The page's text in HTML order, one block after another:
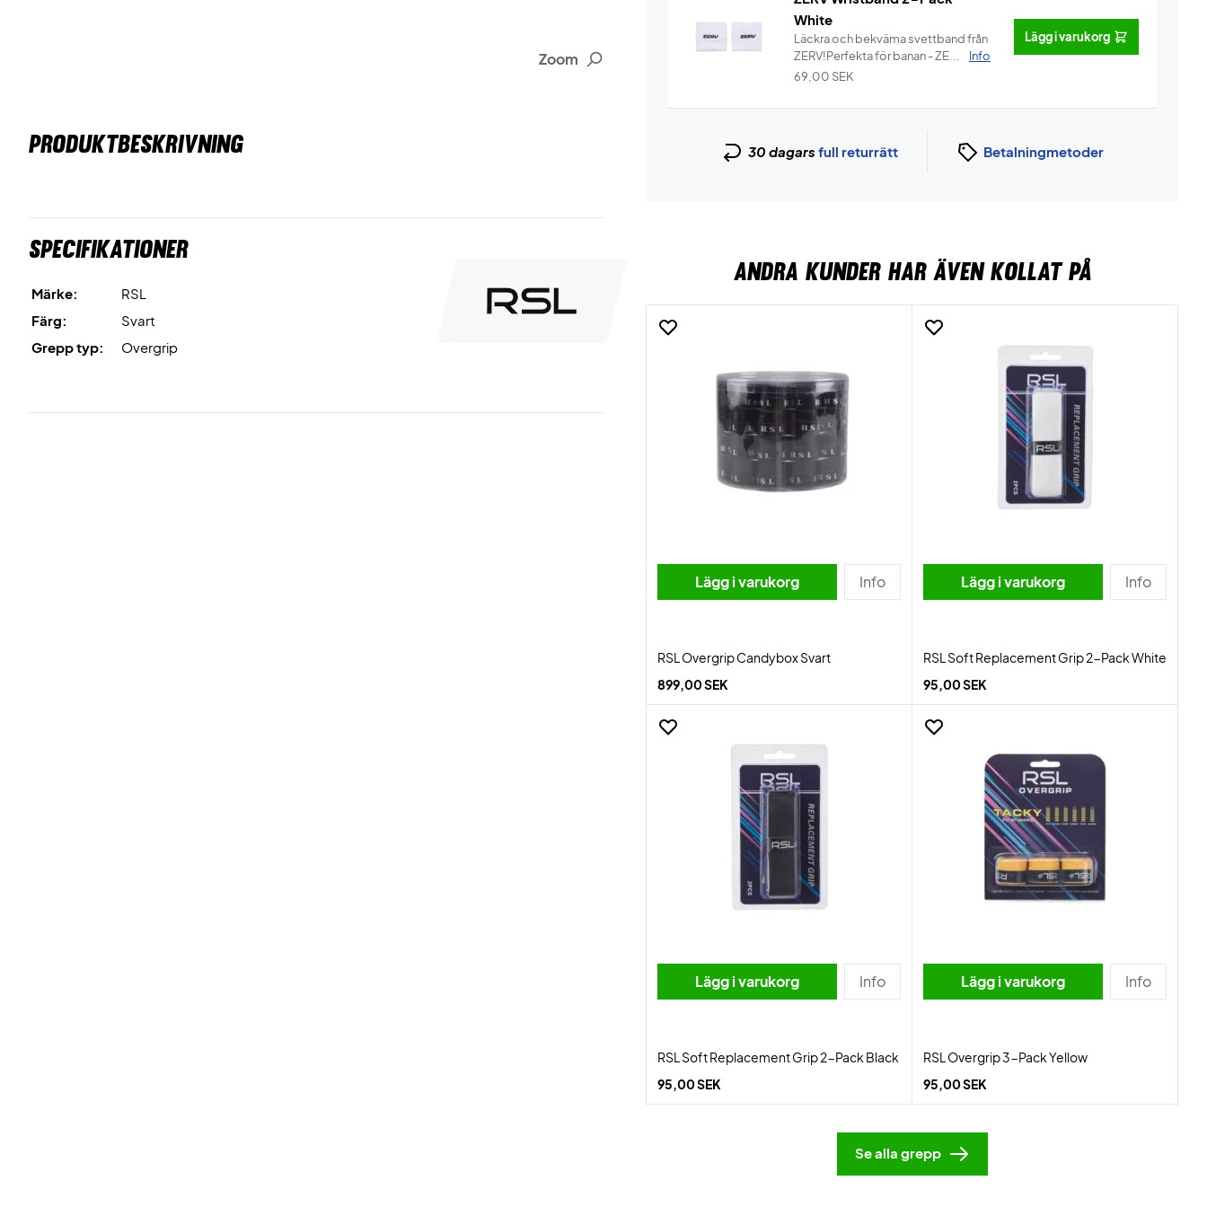
Zoom
PRODUKTBESKRIVNING
Specifikationer
Märke:
RSL
Färg:
Svart
Grepp typ:
Overgrip
White
Läckra och bekväma svettband från
ZERV!Perfekta för banan - ZE...
Info
69,00 SEK
Lägg i varukorg
30 dagars full returrätt Betalningmetoder
ANDRA KUNDER HAR ÄVEN KOLLAT PÅ
Lägg i varukorg Info
RSL Overgrip Candybox Svart
899,00 SEK
Lägg i varukorg Info
RSL Soft Replacement Grip 2-Pack White
95,00 SEK
Lägg i varukorg Info
RSL Soft Replacement Grip 2-Pack Black
95,00 SEK
Lägg i varukorg Info
RSL Overgrip 3-Pack Yellow
95,00 SEK
Se alla grepp